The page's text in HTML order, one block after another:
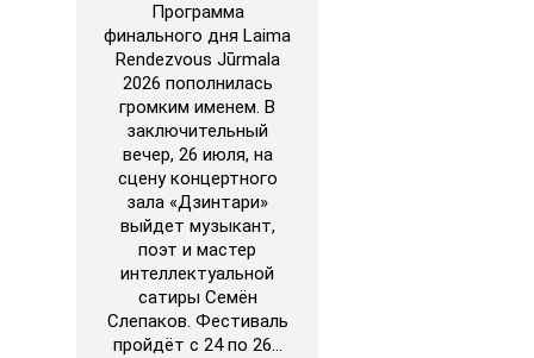
Программа
финального дня Laima
Rendezvous Jūrmala
2026 пополнилась
громким именем. В
заключительный
вечер, 26 июля, на
сцену концертного
зала «Дзинтари»
выйдет музыкант,
поэт и мастер
интеллектуальной
сатиры Семён
Слепаков. Фестиваль
пройдёт с 24 по 26…